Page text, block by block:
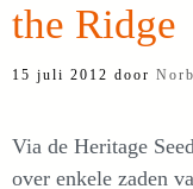
the Ridge
15 juli 2012 door
Via de Heritage
over enkele zaden